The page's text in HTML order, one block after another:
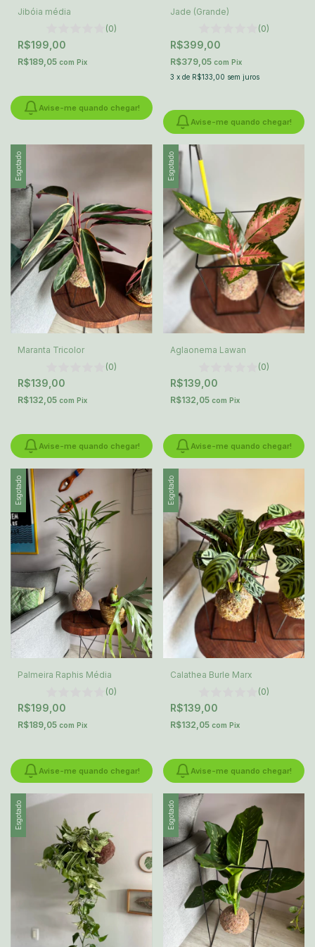
Jibóia média
(0)
R$199,00
R$189,05 com Pix
Avise-me quando chegar!
Jade (Grande)
(0)
R$399,00
R$379,05 com Pix
3 x de R$133,00 sem juros
Avise-me quando chegar!
Esgotado
Maranta Tricolor
(0)
R$139,00
R$132,05 com Pix
Avise-me quando chegar!
Esgotado
Aglaonema Lawan
(0)
R$139,00
R$132,05 com Pix
Avise-me quando chegar!
Esgotado
Palmeira Raphis Média
(0)
R$199,00
R$189,05 com Pix
Avise-me quando chegar!
Esgotado
Calathea Burle Marx
(0)
R$139,00
R$132,05 com Pix
Avise-me quando chegar!
Esgotado Esgotado